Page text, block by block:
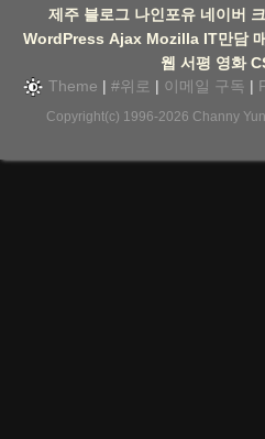
제주 블로그 나인포유 네이버
WordPress Ajax Mozilla IT만담
웹 서평 영화
Theme | #위로 | 이메일 구독 |
Copyright(c) 1996-2026 Channy Yun